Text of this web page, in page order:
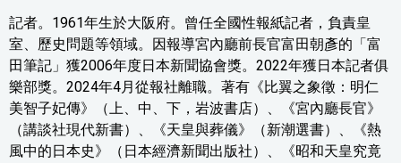
記者。1961年生於大阪府。曾任全國性報紙記者，負責皇
室、歷史問題等領域。因報導宮內廳前長官富田朝彥的「富
田筆記」獲2006年度日本新聞協會獎。2022年獲日本記者俱
樂部獎。2024年4月從報社離職。著有《比翼之象徵：明仁
美智子妃傳》（上、中、下，岩波書店）、《宮內廳長官》
（講談社現代新書）、《天皇與葬儀》（新潮選書）、《熱
風中的日本史》（日本經濟新聞出版社）、《昭和天皇究竟